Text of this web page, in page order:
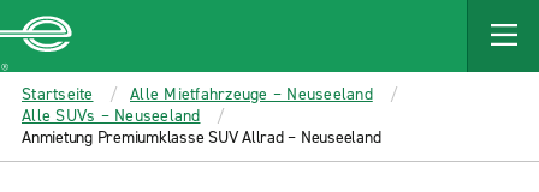
MAIN
CONTENT
Enterprise
Startseite
Alle Mietfahrzeuge – Neuseeland
Alle SUVs – Neuseeland
Anmietung Premiumklasse SUV Allrad – Neuseeland